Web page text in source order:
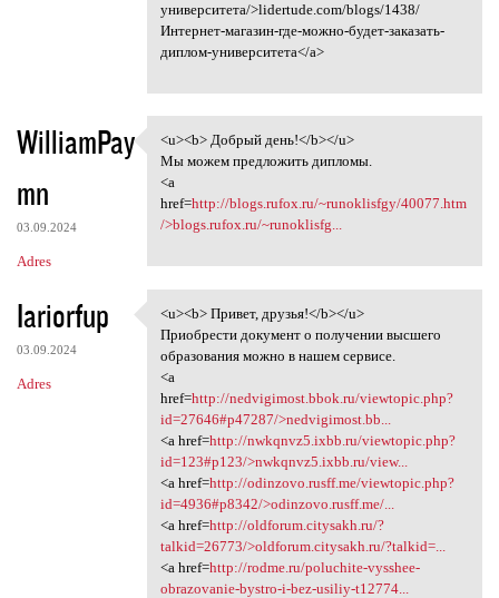
университета/>lidertude.com/blogs/1438/
Интернет-магазин-где-можно-будет-заказать-
диплом-университета</a>
WilliamPay
mn
03.09.2024
Adres
<u><b> Добрый день!</b></u>
<u><b> Добрый день!</b></u>
Мы можем предложить дипломы.
<a
href=http://blogs.rufox.ru/~runoklisfgy/40077.htm
/>blogs.rufox.ru/~runoklisfg...
Iariorfup
03.09.2024
Adres
<u><b> Привет, друзья!</b></u
<u><b> Привет, друзья!</b></u>
Приобрести документ о получении высшего
образования можно в нашем сервисе.
<a
href=http://nedvigimost.bbok.ru/viewtopic.php?
id=27646#p47287/>nedvigimost.bb...
<a href=http://nwkqnvz5.ixbb.ru/viewtopic.php?
id=123#p123/>nwkqnvz5.ixbb.ru/view...
<a href=http://odinzovo.rusff.me/viewtopic.php?
id=4936#p8342/>odinzovo.rusff.me/...
<a href=http://oldforum.citysakh.ru/?
talkid=26773/>oldforum.citysakh.ru/?talkid=...
<a href=http://rodme.ru/poluchite-vysshee-
obrazovanie-bystro-i-bez-usiliy-t12774...